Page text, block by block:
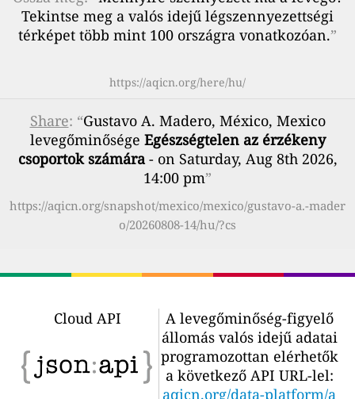
Tekintse meg a valós idejű légszennyezettségi
térképet több mint 100 országra vonatkozóan.”
https://aqicn.org/here/hu/
Share: “Gustavo A. Madero, México, Mexico
levegőminősége Egészségtelen az érzékeny
csoportok számára- on Saturday, Aug 8th 2026,
14:00 pm”
https://aqicn.org/snapshot/mexico/mexico/gustavo-a.-mader
o/20260808-14/hu/?cs
Cloud API
A levegőminőség-figyelő
állomás valós idejű adatai
programozottan elérhetők
a következő API URL-lel:
aqicn.org/data-platform/a